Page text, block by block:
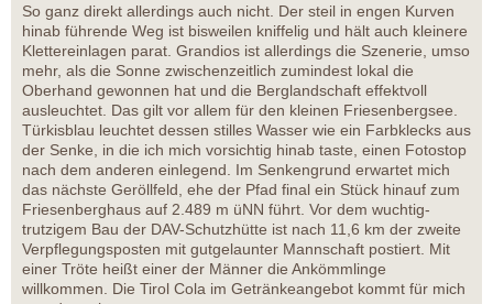
So ganz direkt allerdings auch nicht. Der steil in engen Kurven
hinab führende Weg ist bisweilen kniffelig und hält auch kleinere
Klettereinlagen parat. Grandios ist allerdings die Szenerie, umso
mehr, als die Sonne zwischenzeitlich zumindest lokal die
Oberhand gewonnen hat und die Berglandschaft effektvoll
ausleuchtet. Das gilt vor allem für den kleinen Friesenbergsee.
Türkisblau leuchtet dessen stilles Wasser wie ein Farbklecks aus
der Senke, in die ich mich vorsichtig hinab taste, einen Fotostop
nach dem anderen einlegend. Im Senkengrund erwartet mich
das nächste Geröllfeld, ehe der Pfad final ein Stück hinauf zum
Friesenberghaus auf 2.489 m üNN führt. Vor dem wuchtig-
trutzigem Bau der DAV-Schutzhütte ist nach 11,6 km der zweite
Verpflegungsposten mit gutgelaunter Mannschaft postiert. Mit
einer Tröte heißt einer der Männer die Ankömmlinge
willkommen. Die Tirol Cola im Getränkeangebot kommt für mich